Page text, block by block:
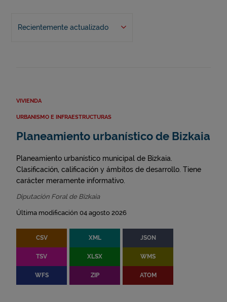
Recientemente actualizado
VIVIENDA
URBANISMO E INFRAESTRUCTURAS
Planeamiento urbanístico de Bizkaia
Planeamiento urbanístico municipal de Bizkaia.
Clasificación, calificación y ámbitos de desarrollo. Tiene
carácter meramente informativo.
Diputación Foral de Bizkaia
Última modificación 04 agosto 2026
CSV XML JSON
TSV XLSX WMS
WFS ZIP ATOM